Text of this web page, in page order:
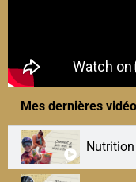
Mes dernières